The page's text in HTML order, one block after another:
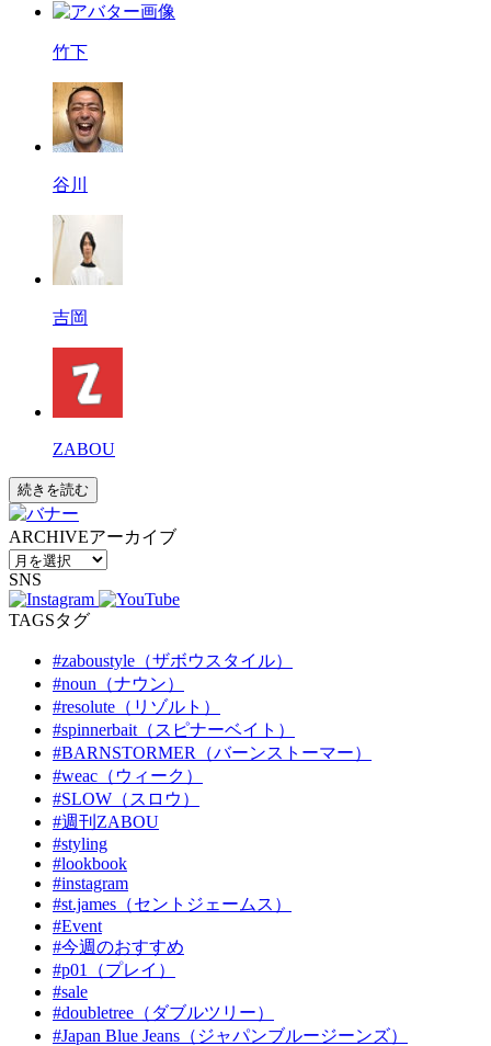
竹下
谷川
吉岡
ZABOU
続きを読む
ARCHIVEアーカイブ
SNS
TAGSタグ
#zaboustyle（ザボウスタイル）
#noun（ナウン）
#resolute（リゾルト）
#spinnerbait（スピナーベイト）
#BARNSTORMER（バーンストーマー）
#weac（ウィーク）
#SLOW（スロウ）
#週刊ZABOU
#styling
#lookbook
#instagram
#st.james（セントジェームス）
#Event
#今週のおすすめ
#p01（プレイ）
#sale
#doubletree（ダブルツリー）
#Japan Blue Jeans（ジャパンブルージーンズ）